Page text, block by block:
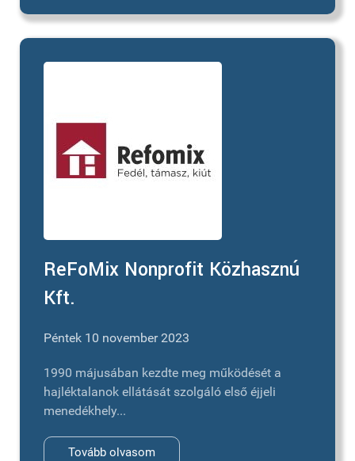
ReFoMix Nonprofit Közhasznú
Kft.
Péntek 10 november 2023
1990 májusában kezdte meg működését a
hajléktalanok ellátását szolgáló első éjjeli
menedékhely...
Tovább olvasom